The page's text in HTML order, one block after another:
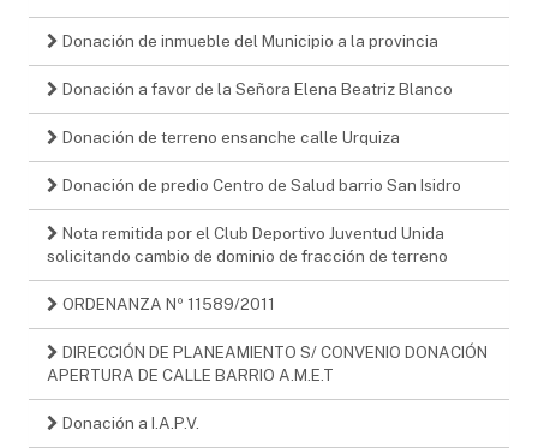
Donación de inmueble del Municipio a la provincia
Donación a favor de la Señora Elena Beatriz Blanco
Donación de terreno ensanche calle Urquiza
Donación de predio Centro de Salud barrio San Isidro
Nota remitida por el Club Deportivo Juventud Unida
solicitando cambio de dominio de fracción de terreno
ORDENANZA Nº 11589/2011
DIRECCIÓN DE PLANEAMIENTO S/ CONVENIO DONACIÓN
APERTURA DE CALLE BARRIO A.M.E.T
Donación a I.A.P.V.